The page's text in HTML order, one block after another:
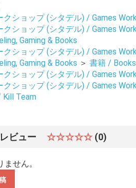
クショップ (シタデル) / Games
クショップ (シタデル) / Games
Gaming & Books
クショップ (シタデル) / Games
Gaming & Books ＞ 書籍 / Books
クショップ (シタデル) / Games
クショップ (シタデル) / Games
Kill Team
ビュー ☆☆☆☆☆ (0)
せん。